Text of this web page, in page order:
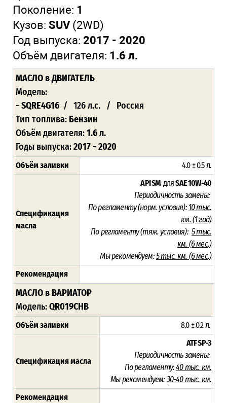
Поколение: 1
Кузов: SUV (2WD)
Год выпуска: 2017 - 2020
Объём двигателя: 1.6 л.
МАСЛО в ДВИГАТЕЛЬ
Модель:
- SQRE4G16 / 126 л.с. / Россия
Тип топлива: Бензин
Объём двигателя:1.6 л.
Годы выпуска:2017 - 2020
Объём заливки 4.0 ± 0.5 л.
Спецификация
масла
API SM дляSAE 10W-40
Периодичность замены:
По регламенту (норм. условия): 10 тыс.
км. (1 год)
По регламенту (тяж. условия): 5 тыс.
км. (6 мес.)
Мы рекомендуем:5 тыс. км. (6 мес.)
Рекомендация
МАСЛО в ВАРИАТОР
Модель:QR019CHB
Объём заливки 8.0 ± 0.2 л.
Спецификация масла
ATF SP-3
Периодичность замены:
По регламенту:40 тыс. км.
Мы рекомендуем:30-40 тыс. км.
Рекомендация